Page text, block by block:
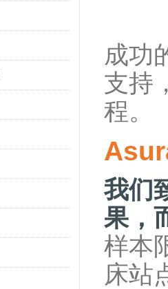
成功
支持
程。
我们
果，
样本
床站